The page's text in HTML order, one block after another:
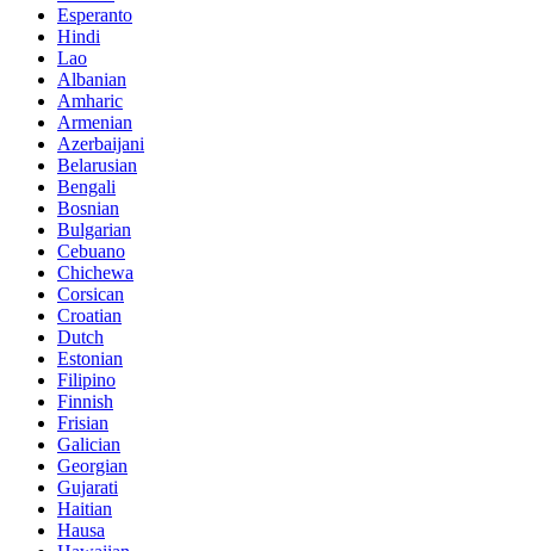
Esperanto
Hindi
Lao
Albanian
Amharic
Armenian
Azerbaijani
Belarusian
Bengali
Bosnian
Bulgarian
Cebuano
Chichewa
Corsican
Croatian
Dutch
Estonian
Filipino
Finnish
Frisian
Galician
Georgian
Gujarati
Haitian
Hausa